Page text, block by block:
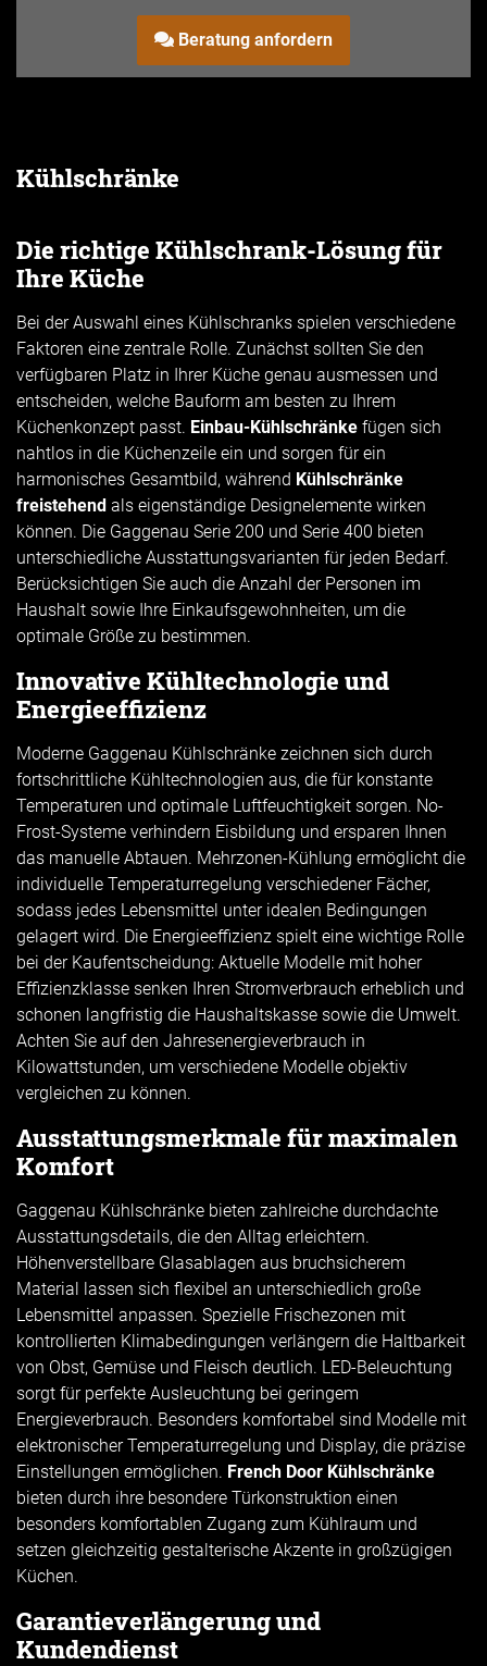
schwarzer Stahl AntiFingerprint
Beratung anfordern
Kühlschränke
Die richtige Kühlschrank-Lösung für
Ihre Küche
Bei der Auswahl eines Kühlschranks spielen verschiedene
Faktoren eine zentrale Rolle. Zunächst sollten Sie den
verfügbaren Platz in Ihrer Küche genau ausmessen und
entscheiden, welche Bauform am besten zu Ihrem
Küchenkonzept passt. Einbau-Kühlschränke fügen sich
nahtlos in die Küchenzeile ein und sorgen für ein
harmonisches Gesamtbild, während Kühlschränke
freistehend als eigenständige Designelemente wirken
können. Die Gaggenau Serie 200 und Serie 400 bieten
unterschiedliche Ausstattungsvarianten für jeden Bedarf.
Berücksichtigen Sie auch die Anzahl der Personen im
Haushalt sowie Ihre Einkaufsgewohnheiten, um die
optimale Größe zu bestimmen.
Innovative Kühltechnologie und
Energieeffizienz
Moderne Gaggenau Kühlschränke zeichnen sich durch
fortschrittliche Kühltechnologien aus, die für konstante
Temperaturen und optimale Luftfeuchtigkeit sorgen. No-
Frost-Systeme verhindern Eisbildung und ersparen Ihnen
das manuelle Abtauen. Mehrzonen-Kühlung ermöglicht die
individuelle Temperaturregelung verschiedener Fächer,
sodass jedes Lebensmittel unter idealen Bedingungen
gelagert wird. Die Energieeffizienz spielt eine wichtige Rolle
bei der Kaufentscheidung: Aktuelle Modelle mit hoher
Effizienzklasse senken Ihren Stromverbrauch erheblich und
schonen langfristig die Haushaltskasse sowie die Umwelt.
Achten Sie auf den Jahresenergieverbrauch in
Kilowattstunden, um verschiedene Modelle objektiv
vergleichen zu können.
Ausstattungsmerkmale für maximalen
Komfort
Gaggenau Kühlschränke bieten zahlreiche durchdachte
Ausstattungsdetails, die den Alltag erleichtern.
Höhenverstellbare Glasablagen aus bruchsicherem
Material lassen sich flexibel an unterschiedlich große
Lebensmittel anpassen. Spezielle Frischezonen mit
kontrollierten Klimabedingungen verlängern die Haltbarkeit
von Obst, Gemüse und Fleisch deutlich. LED-Beleuchtung
sorgt für perfekte Ausleuchtung bei geringem
Energieverbrauch. Besonders komfortabel sind Modelle mit
elektronischer Temperaturregelung und Display, die präzise
Einstellungen ermöglichen. French Door Kühlschränke
bieten durch ihre besondere Türkonstruktion einen
besonders komfortablen Zugang zum Kühlraum und
setzen gleichzeitig gestalterische Akzente in großzügigen
Küchen.
Garantieverlängerung und
Kundendienst